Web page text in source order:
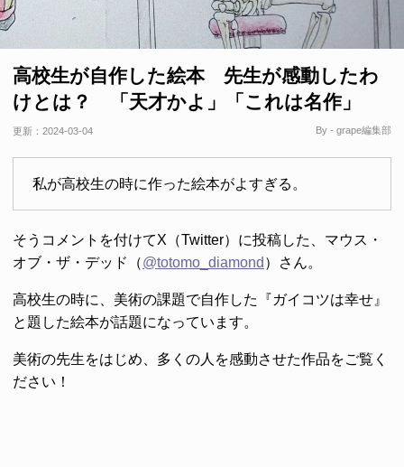
高校生が自作した絵本 先生が感動したわ
けとは？ 「天才かよ」「これは名作」
更新： 2024-03-04 By - grape編集部
私が高校生の時に作った絵本がよすぎる。
そうコメントを付けてX（Twitter）に投稿した、マウス・
オブ・ザ・デッド（@totomo_diamond ）さん。
高校生の時に、美術の課題で自作した『ガイコツは幸せ』
と題した絵本が話題になっています。
美術の先生をはじめ、多くの人を感動させた作品をご覧く
ださい！